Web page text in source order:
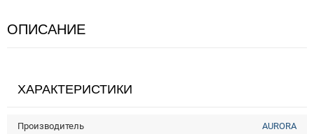
ОПИСАНИЕ
ХАРАКТЕРИСТИКИ
Производитель AURORA